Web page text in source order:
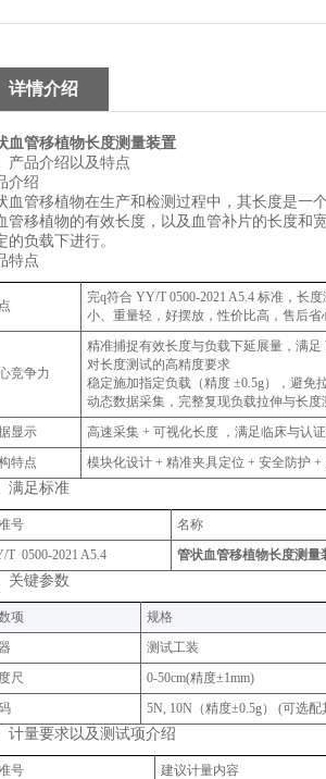
详情介绍
血管移植物长度测量装置
产品介绍以及特点
介绍
血管移植物在生产和检测过程中，其长度是一
管移植物的有效长度，以及血管补片的长度和
的负载下进行。
特点
完q符合 YY/T 0500-2021 A5.4 标准，长
小、重量轻，好摆放，性价比高，售后省
竞争力
精准捕捉有效长度与负载下延展量，满足
对长度测试的高精度要求
稳定施加指定负载（精度 ±0.5g），避免
动态数据采集，完整复现负载拉伸与长
显示
高速采集 + 可视化长度 ，满足临床与认
特点
模块化设计 + 精准夹具定位 + 安全防护
满足标准
号
名称
T 0500-2021 A5.4
管状血管移植物长度测量
关键参数
项‌
规格‌
测试工装
尺
0-50cm(精度±1mm)
5N, 10N（精度±0.5g） (可选
计量要求以及测试项介绍
号 建议计量内容